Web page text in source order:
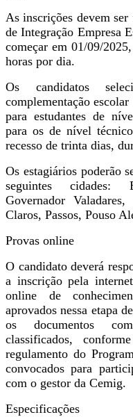
As inscrições devem
de Integração Empresa
começar em 01/09/
horas por dia.
Os candidatos
complementação
para estudantes de
para os de nível
recesso de trinta dias,
Os estagiários poderão
seguintes cidades:
Governador
Claros, Passos, Pouso
Provas online
O candidato deverá
a inscrição pela
online de
aprovados nessa etapa
os documentos
classificados,
regulamento do
convocados para
com o gestor da Cemig.
Especificações